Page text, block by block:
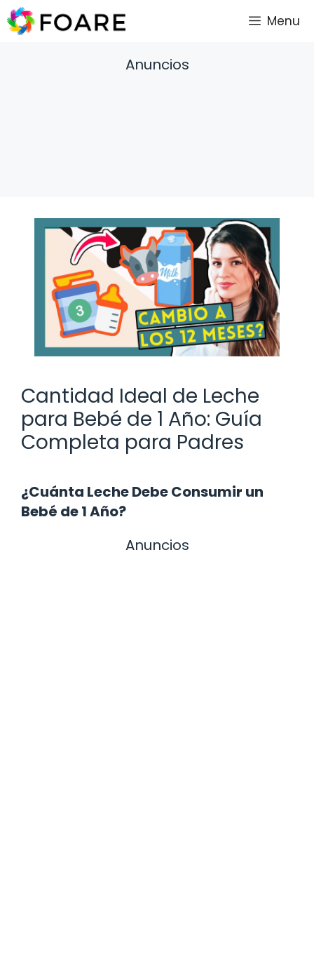
Saltar
al
Menu
Anuncios
Cantidad Ideal de Leche
para Bebé de 1 Año: Guía
Completa para Padres
¿Cuánta Leche Debe Consumir un
Bebé de 1 Año?
Anuncios